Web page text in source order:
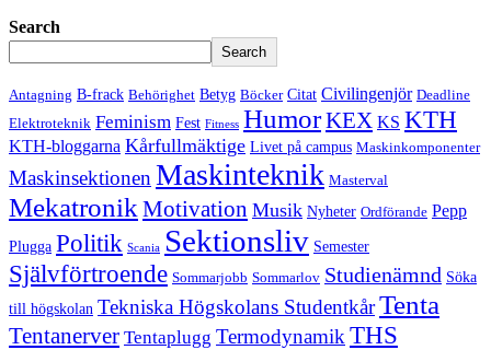
Search
Search
Antagning B-frack Behörighet Betyg Böcker Citat Civilingenjör Deadline
Elektroteknik Feminism Fest Fitness HumorKEX KS KTH
KTH-bloggarna Kårfullmäktige Livet på campus Maskinkomponenter
Maskinsektionen Maskinteknik Masterval
Mekatronik Motivation Musik Nyheter Ordförande Pepp
Plugga Politik Scania Sektionsliv Semester
Självförtroende Sommarjobb Sommarlov Studienämnd Söka
till högskolan Tekniska Högskolans StudentkårTenta
Tentanerver Tentaplugg Termodynamik THS